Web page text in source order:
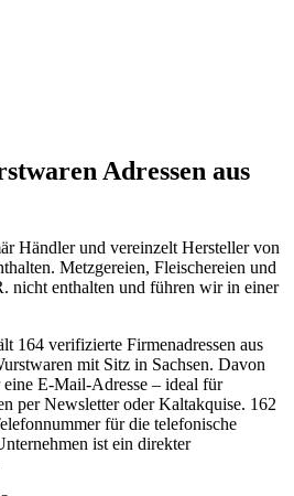
Adressen aus
Händler und vereinzelt Hersteller von
Metzgereien, Fleischereien und
nicht enthalten und führen wir in einer
164 verifizierte Firmenadressen aus
mit Sitz in Sachsen. Davon
E-Mail-Adresse – ideal für
per Newsletter oder Kaltakquise. 162
für die telefonische
ist ein direkter